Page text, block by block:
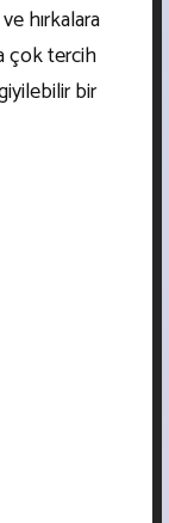
hırkalara
çok tercih
bir